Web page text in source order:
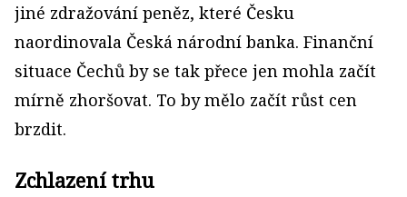
jiné zdražování peněz, které Česku
naordinovala Česká národní banka. Finanční
situace Čechů by se tak přece jen mohla začít
mírně zhoršovat. To by mělo začít růst cen
brzdit.
Zchlazení trhu